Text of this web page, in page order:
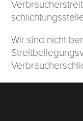
Wir sind nicht